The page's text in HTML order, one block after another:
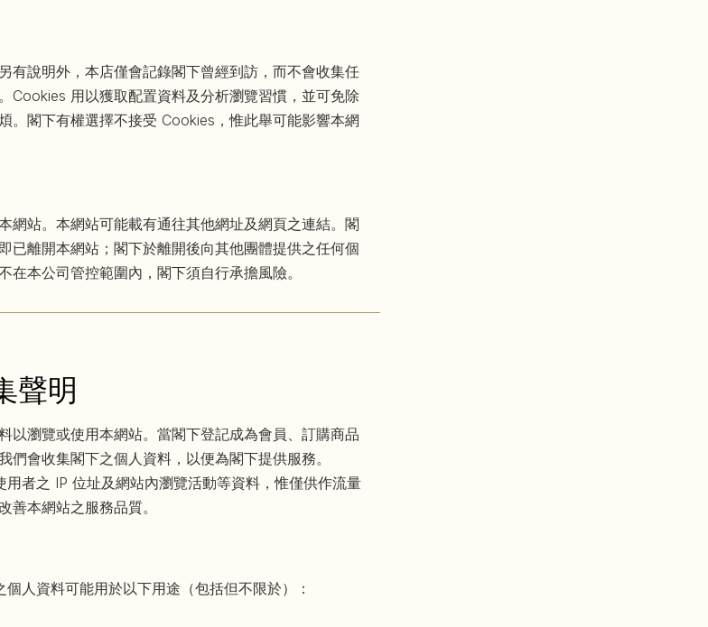
有說明外，本店僅會記錄閣下曾經到訪，而不會收集任
Cookies 用以獲取配置資料及分析瀏覽習慣，並可免除
。閣下有權選擇不接受 Cookies，惟此舉可能影響本網
網站。本網站可能載有通往其他網址及網頁之連結。閣
已離開本網站；閣下於離開後向其他團體提供之任何個
在本公司管控範圍內，閣下須自行承擔風險。
聲明
以瀏覽或使用本網站。當閣下登記成為會員、訂購商品
們會收集閣下之個人資料，以便為閣下提供服務。
者之 IP 位址及網站內瀏覽活動等資料，惟僅供作流量
善本網站之服務品質。
人資料可能用於以下用途（包括但不限於）：